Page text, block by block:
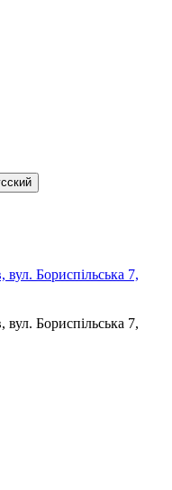
Бориспільська 7,
Бориспільська 7,